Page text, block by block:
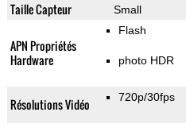
Taille Capteur Small
APN Propriétés
Hardware
Flash
photo HDR
Résolutions Vidéo 720p/30fps